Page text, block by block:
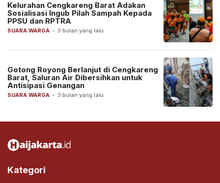
SUARA WARGA - 3 bulan yang lalu
Kelurahan Cengkareng Barat Adakan
Sosialisasi Ingub Pilah Sampah Kepada
PPSU dan RPTRA
SUARA WARGA - 3 bulan yang lalu
Gotong Royong Berlanjut di Cengkareng
Barat, Saluran Air Dibersihkan untuk
Antisipasi Genangan
Kategori